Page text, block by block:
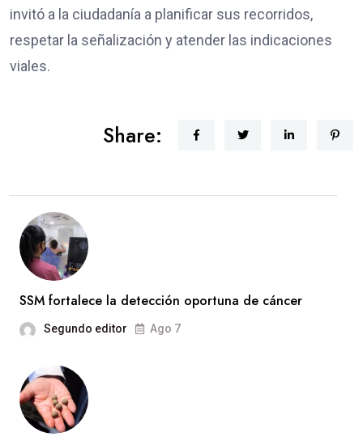
invitó a la ciudadanía a planificar sus recorridos,
respetar la señalización y atender las indicaciones
viales.
Share:
SSM fortalece la detección oportuna de cáncer
Segundo editor Ago 7